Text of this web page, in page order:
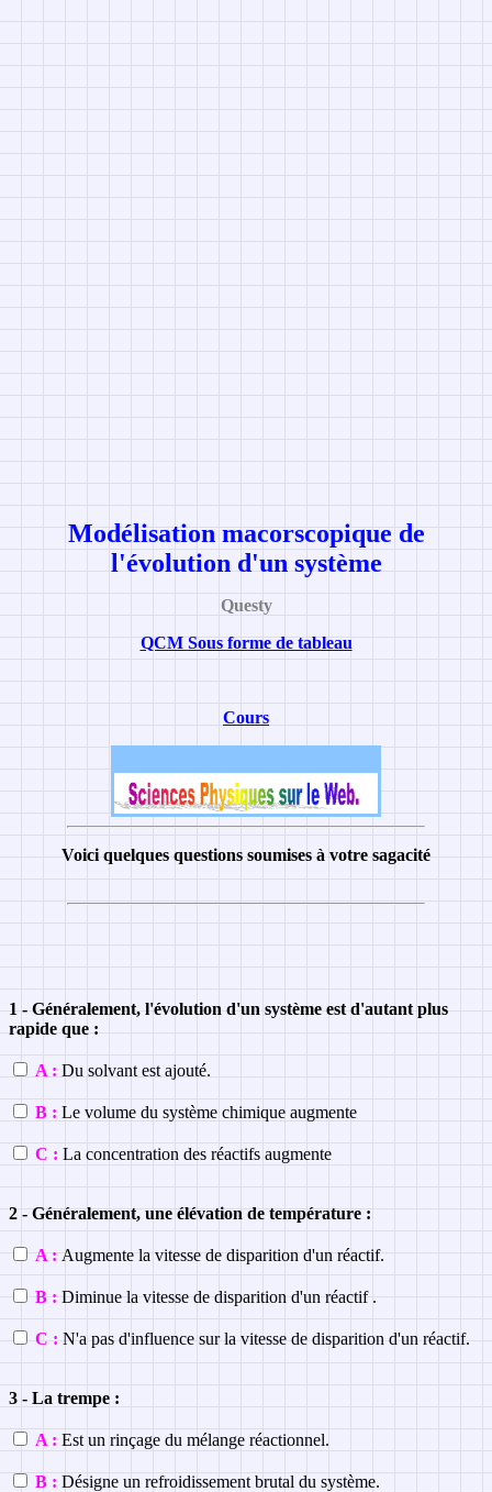
Modélisation macorscopique de
l'évolution d'un système
Questy
QCM Sous forme de tableau
Cours
Voici quelques questions soumises à votre sagacité
1 - Généralement, l'évolution d'un système est d'autant plus
rapide que :
A : Du solvant est ajouté.
B : Le volume du système chimique augmente
C : La concentration des réactifs augmente
2 - Généralement, une élévation de température :
A : Augmente la vitesse de disparition d'un réactif.
B : Diminue la vitesse de disparition d'un réactif .
C : N'a pas d'influence sur la vitesse de disparition d'un réactif.
3 - La trempe :
A : Est un rinçage du mélange réactionnel.
B : Désigne un refroidissement brutal du système.